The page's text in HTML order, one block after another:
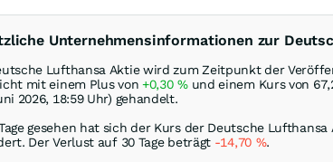
Unternehmensinformationen zur
Lufthansa Aktie wird zum Zeitpunkt der
mit einem Plus von +0,30%und einem Kurs von
2026, 18:59 Uhr) gehandelt.
gesehen hat sich der Kurs der Deutsche Lufthansa
Der Verlust auf 30 Tage beträgt -14,70 %.